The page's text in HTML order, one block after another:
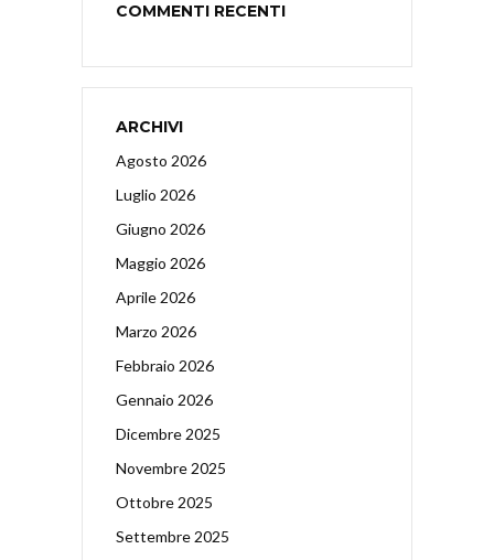
COMMENTI RECENTI
ARCHIVI
Agosto 2026
Luglio 2026
Giugno 2026
Maggio 2026
Aprile 2026
Marzo 2026
Febbraio 2026
Gennaio 2026
Dicembre 2025
Novembre 2025
Ottobre 2025
Settembre 2025